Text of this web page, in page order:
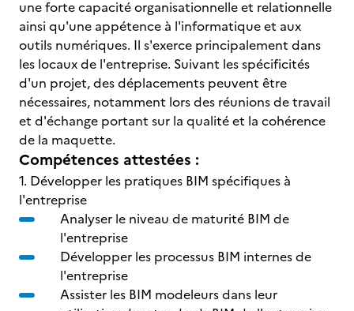
une forte capacité organisationnelle et relationnelle
ainsi qu'une appétence à l'informatique et aux
outils numériques. Il s'exerce principalement dans
les locaux de l'entreprise. Suivant les spécificités
d'un projet, des déplacements peuvent être
nécessaires, notamment lors des réunions de travail
et d'échange portant sur la qualité et la cohérence
de la maquette.
Compétences attestées :
1. Développer les pratiques BIM spécifiques à
l'entreprise
Analyser le niveau de maturité BIM de
l'entreprise
Développer les processus BIM internes de
l'entreprise
Assister les BIM modeleurs dans leur